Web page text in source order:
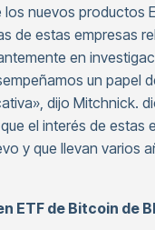
nuevos productos
de estas empresas
en
un papel
dijo Mitchnick.
el interés de estas
y que llevan varios
ETF de Bitcoin de